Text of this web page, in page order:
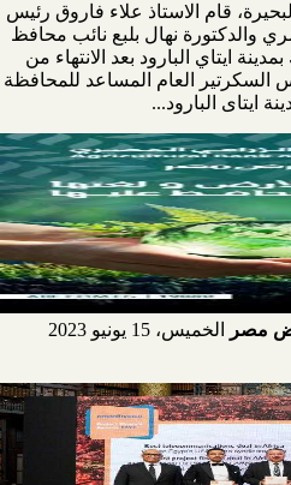
قام الاستاذ علاء فاروق رئيس
والدكتورة نهال بلبع نائب محافظ
ايتاي البارود بعد الانتهاء من
العام المساعد للمحافظة
ايتاى البارود...
مصر
الخميس، 15 يونيو 2023